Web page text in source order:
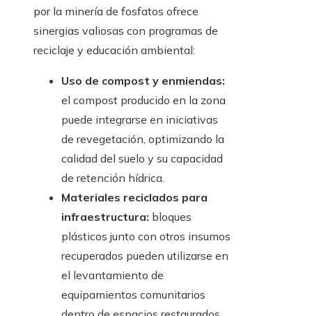
por la minería de fosfatos ofrece
sinergias valiosas con programas de
reciclaje y educación ambiental:
Uso de compost y enmiendas:
el compost producido en la zona
puede integrarse en iniciativas
de revegetación, optimizando la
calidad del suelo y su capacidad
de retención hídrica.
Materiales reciclados para
infraestructura: bloques
plásticos junto con otros insumos
recuperados pueden utilizarse en
el levantamiento de
equipamientos comunitarios